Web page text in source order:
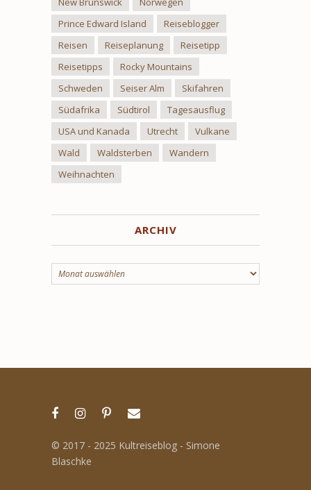
Prince Edward Island
Reiseblogger
Reisen
Reiseplanung
Reisetipp
Reisetipps
Rocky Mountains
Schweden
Seiser Alm
Skifahren
Südafrika
Südtirol
Tagesausflug
USA und Kanada
Utrecht
Vulkane
Wald
Waldsterben
Wandern
Weihnachten
ARCHIV
Archiv
© 2017 - 2025 Kultreiseblog - Simone
Blaschke